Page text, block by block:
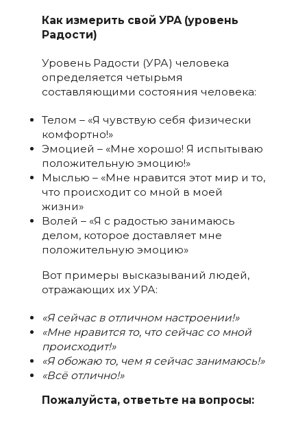
Как измерить свой УРА (уровень
Радости)
Уровень Радости (УРА) человека
определяется четырьмя
составляющими состояния человека:
Телом – «Я чувствую себя физически
комфортно!»
Эмоцией – «Мне хорошо! Я испытываю
положительную эмоцию!»
Мыслью – «Мне нравится этот мир и то,
что происходит со мной в моей
жизни»
Волей – «Я с радостью занимаюсь
делом, которое доставляет мне
положительную эмоцию»
Вот примеры высказываний людей,
отражающих их УРА:
«Я сейчас в отличном настроении!»
«Мне нравится то, что сейчас со мной
происходит!»
«Я обожаю то, чем я сейчас занимаюсь!»
«Всё отлично!»
Пожалуйста, ответьте на вопросы: